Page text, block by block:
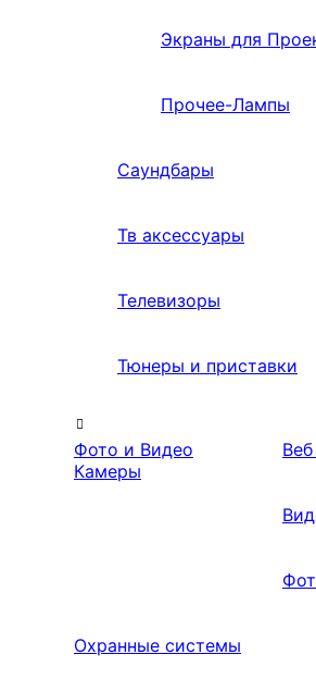
Экраны для
Прочее-Лампы
Саундбары
Тв аксессуары
Телевизоры
Тюнеры и приставки
Фото и Видео
Камеры
Охранные системы